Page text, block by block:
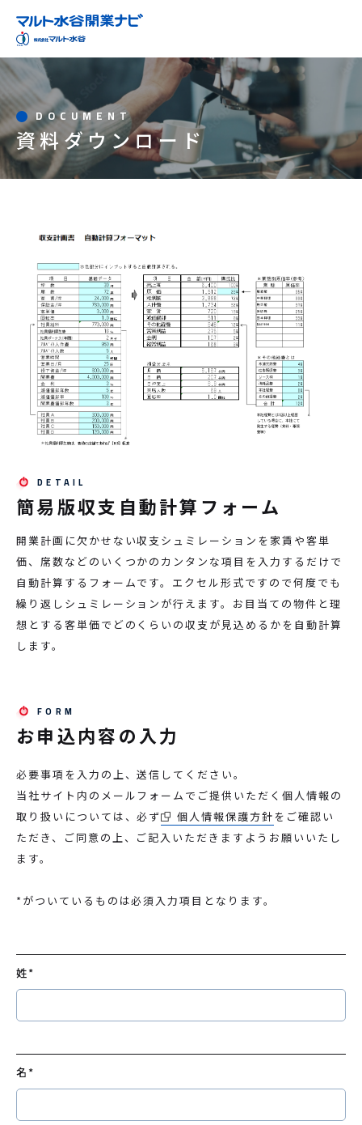
DOCUMENT
資料ダウンロード
簡易版収支自動計算フォーム
開業計画に欠かせない収支シュミレーションを家賃や客単
価、席数などのいくつかのカンタンな項目を入力するだけで
自動計算するフォームです。エクセル形式ですので何度でも
繰り返しシュミレーションが行えます。お目当ての物件と理
想とする客単価でどのくらいの収支が見込めるかを自動計算
します。
お申込内容の入力
必要事項を入力の上、送信してください。
当社サイト内のメールフォームでご提供いただく個人情報の
取り扱いについては、必ず
個人情報保護方針 をご確認い
ただき、ご同意の上、ご記入いただきますようお願いいたし
ます。
*がついているものは必須入力項目となります。
姓*
名 *